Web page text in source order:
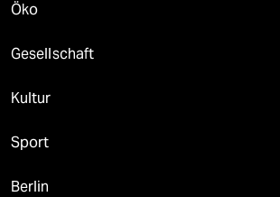
Öko
Gesellschaft
Kultur
Sport
Berlin